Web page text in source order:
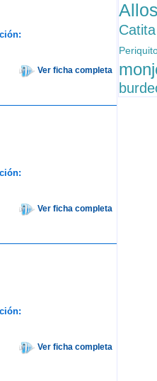
Catita
Ver ficha completa
Ver ficha completa
Ver ficha completa